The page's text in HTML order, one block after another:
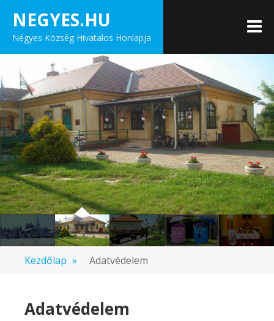
content
NEGYES.HU
Négyes Község Hivatalos Honlapja
Kezdőlap » Adatvédelem
Adatvédelem